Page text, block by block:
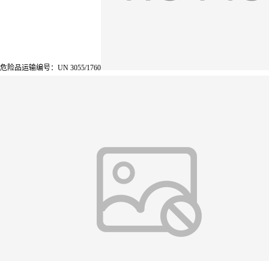
危险品运输编号：UN 3055/1760